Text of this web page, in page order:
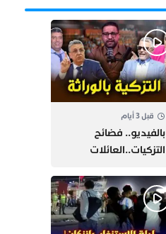
قبل 3 أيام
بالفيديو.. فضائح
التزكيات..العائلات
وقصة “وهبي”
و”السيمو” تثير الجدل